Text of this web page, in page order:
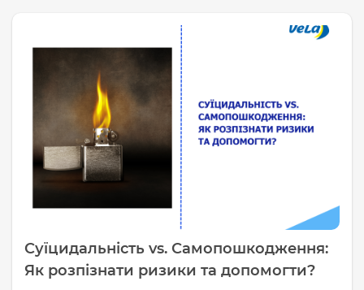
Суїцидальність vs. Самопошкодження:
Як розпізнати ризики та допомогти?